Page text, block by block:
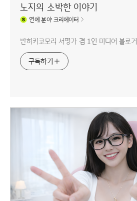
노지의 소박한 이야기
연예분야 크리에이터
반히키코모리 서평가 겸 1인 미디어 블로거
구독하기